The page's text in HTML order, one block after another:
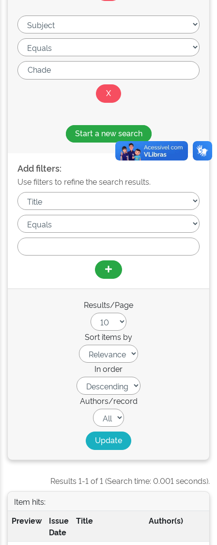
Start a new search
Add filters:
Use filters to refine the search results.
Results/Page
Sort items by
In order
Authors/record
Results 1-1 of 1 (Search time: 0.001 seconds).
Item hits:
Preview
Issue
Date
Title Author(s)